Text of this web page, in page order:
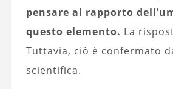
pensare al rapporto
questo elemento. La
Tuttavia, ciò è confermato
scientifica.